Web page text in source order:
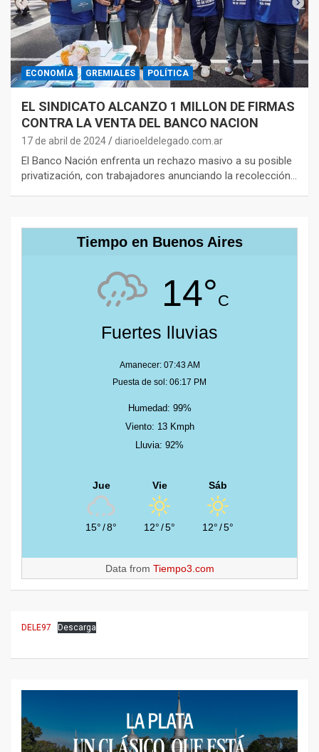
ECONOMÍA GREMIALES POLÍTICA
EL SINDICATO ALCANZO 1 MILLON DE FIRMAS
CONTRA LA VENTA DEL BANCO NACION
17 de abril de 2024 diarioeldelegado.com.ar
El Banco Nación enfrenta un rechazo masivo a su posible
privatización, con trabajadores anunciando la recolección…
Tiempo en Buenos Aires
14°C
Fuertes lluvias
Amanecer: 07:43 AM
Puesta de sol: 06:17 PM
Humedad: 99%
Viento: 13 Kmph
Lluvia: 92%
Jue
15°/8°
Vie
12°/5°
Sáb
12°/5°
Data from Tiempo3.com
DELE97 Descarga